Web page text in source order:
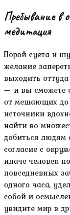
Пребывание в
медитация
Порой суета и
желание
выходить
— и вы сможете
от мешающих до
источники
найти во
добиться
согласие с
иначе человек
повседневных
одного часа,
собой и
увидите мир в